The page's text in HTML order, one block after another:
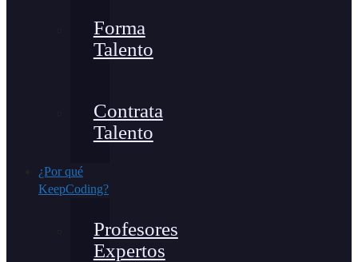
Forma
Talento
Contrata
Talento
¿Por qué
KeepCoding?
Profesores
Expertos